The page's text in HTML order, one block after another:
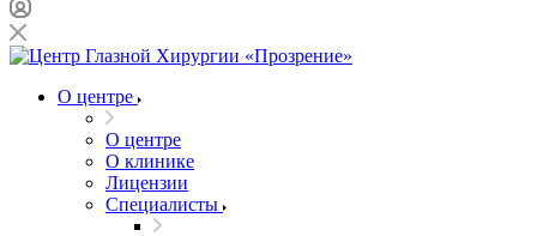
О центре
О центре
О клинике
Лицензии
Специалисты